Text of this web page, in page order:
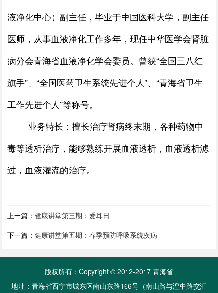
液净化中心）副主任，毕业于中国医科大学，副主任
医师，从事血液净化工作多年，现任中华医学会肾脏
病分会青海省血液净化学会委员。曾获“全国三八红
旗手”、“全国医药卫生系统先进个人”、“青海省卫生
工作先进个人”等称号。
业务特长：擅长治疗肾病终末期，各种药物中
毒等透析治疗，能够熟练开展血液透析，血液透析滤
过，血液灌流的治疗。
上一篇： 健康讲堂第三期：爱耳日
下一篇： 健康讲堂第五期：春季预防呼吸系统疾病
版权所有：Copyright © 2012-2017 青海省
地址：青海省西宁市城东区南山东路166号（南山路与湟中路交汇